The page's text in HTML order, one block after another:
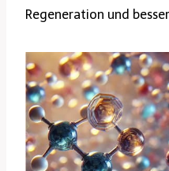
Regeneration und